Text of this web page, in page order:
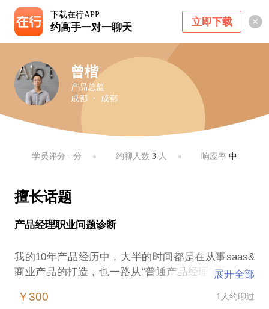
下载在行APP
约高手一对一聊天 立即下载
曾楷
产品总监
成都 ・ 成都
学员评分 - 分 约聊人数 3人 响应率中
擅长话题
产品经理职业问题诊断
我的10年产品经历中，大半的时间都是在从事saas&
商业产品的打造，也一路从“普通产品经理” 做到 “产
过也迷茫过，所以我对产品经理职业成长问题都能感
展开全部
￥300 1人约聊过